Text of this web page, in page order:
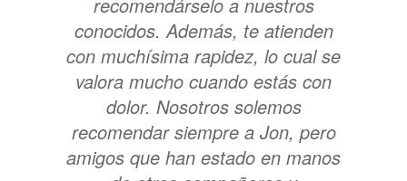
recomendárselo a nuestros
conocidos. Además, te atienden
con muchísima rapidez, lo cual se
valora mucho cuando estás con
dolor. Nosotros solemos
recomendar siempre a Jon, pero
amigos que han estado en manos